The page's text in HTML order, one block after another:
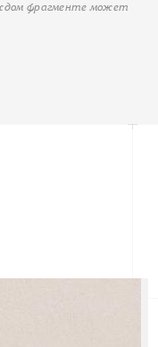
фрагменте может